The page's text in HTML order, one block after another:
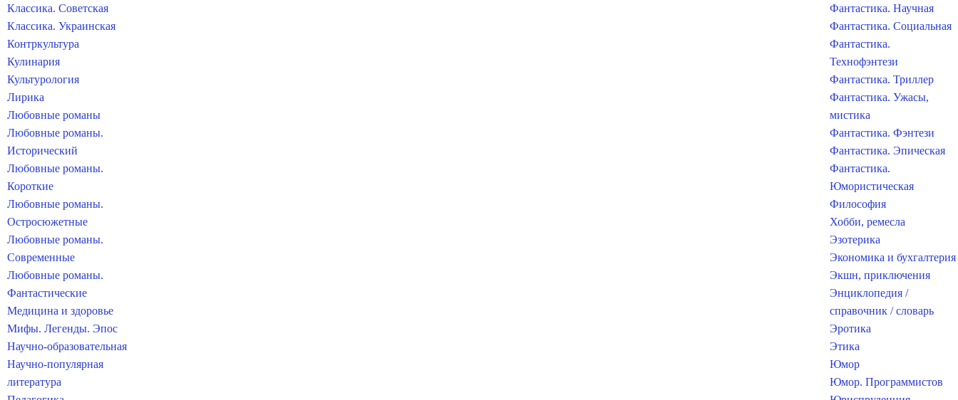
Классика. Советская
Классика. Украинская
Контркультура
Кулинария
Культурология
Лирика
Любовные романы
Любовные романы.
Исторический
Любовные романы.
Короткие
Любовные романы.
Остросюжетные
Любовные романы.
Современные
Любовные романы.
Фантастические
Медицина и здоровье
Мифы. Легенды. Эпос
Научно-образовательная
Научно-популярная
литература
Фантастика. Научная
Фантастика. Социальная
Фантастика.
Технофэнтези
Фантастика. Триллер
Фантастика. Ужасы,
мистика
Фантастика. Фэнтези
Фантастика. Эпическая
Фантастика.
Юмористическая
Философия
Хобби, ремесла
Эзотерика
Экономика и бухгалтерия
Экшн, приключения
Энциклопедия /
справочник / словарь
Эротика
Этика
Юмор
Юмор. Программистов